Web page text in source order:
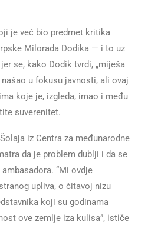
je već bio predmet kritika
Milorada Dodika — i to uz
se, kako Dodik tvrdi, „miješa
u fokusu javnosti, ali ovaj
koje je, izgleda, imao i među
suverenitet.
iz Centra za međunarodne
da je problem dublji i da se
“Mi ovdje
upliva, o čitavoj nizu
koji su godinama
ove zemlje iza kulisa”, ističe